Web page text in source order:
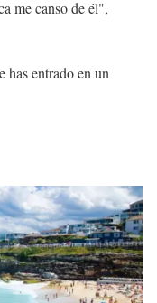
me canso de él",
has entrado en un